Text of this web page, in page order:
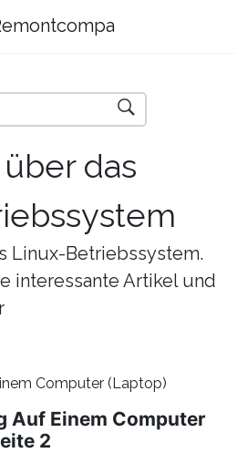
das
Linux-Betriebssystem.
interessante Artikel und
Computer (Laptop)
Auf Einem Computer
2